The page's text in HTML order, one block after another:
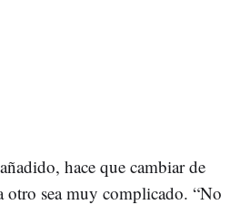
hace que cambiar de
sea muy complicado. “No